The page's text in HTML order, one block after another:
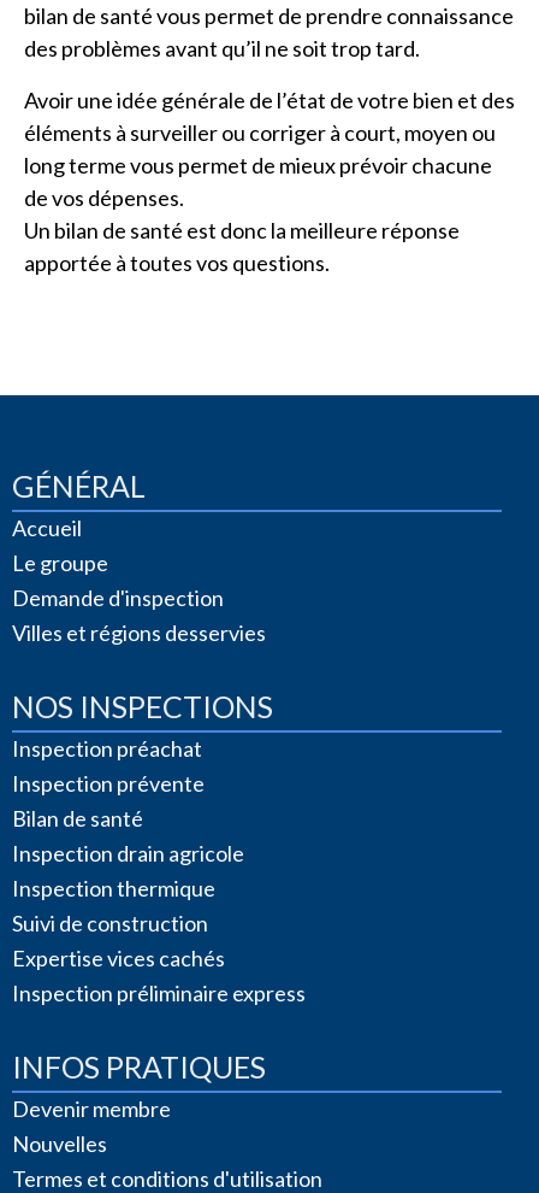
bilan de santé vous permet de prendre connaissance
des problèmes avant qu’il ne soit trop tard.
Avoir une idée générale de l’état de votre bien et des
éléments à surveiller ou corriger à court, moyen ou
long terme vous permet de mieux prévoir chacune
de vos dépenses.
Un bilan de santé est donc la meilleure réponse
apportée à toutes vos questions.
GÉNÉRAL
Accueil
Le groupe
Demande d'inspection
Villes et régions desservies
NOS INSPECTIONS
Inspection préachat
Inspection prévente
Bilan de santé
Inspection drain agricole
Inspection thermique
Suivi de construction
Expertise vices cachés
Inspection préliminaire express
INFOS PRATIQUES
Devenir membre
Nouvelles
Termes et conditions d'utilisation